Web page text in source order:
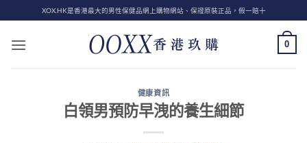
to
content
XOX.HK是香港最大的男性保健品網上購物網站、保證原裝正品，假一賠十
0
健康資訊
白領男預防早洩的養生細節